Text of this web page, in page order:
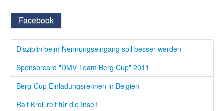
Facebook
Disziplin beim Nennungseingang soll besser werden
Sponsorcard "DMV Team Berg Cup" 2011
Berg-Cup Einladungsrennen in Belgien
Ralf Kroll reif für die Insel!